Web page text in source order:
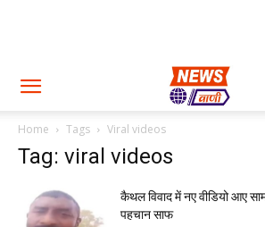
Home Tags Viral videos
Tag: viral videos
कैथल विवाद में नए वीडियो आए
पहचान साफ